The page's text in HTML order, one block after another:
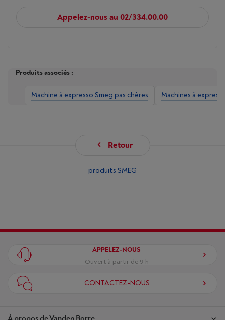
Appelez-nous au 02/334.00.00
Produits associés :
Machine à expresso Smeg pas chères Machines à
Retour
produits SMEG
APPELEZ-NOUS
Ouvert à partir de 9 h
CONTACTEZ-NOUS